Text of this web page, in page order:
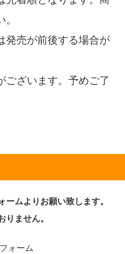
発売が前後する場合が
ございます。予めご了
ムよりお願い致します。
りません。
ォーム